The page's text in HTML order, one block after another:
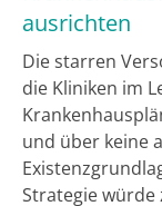
ausrichten
Die starren
die Kliniken im
und über keine
Strategie würde